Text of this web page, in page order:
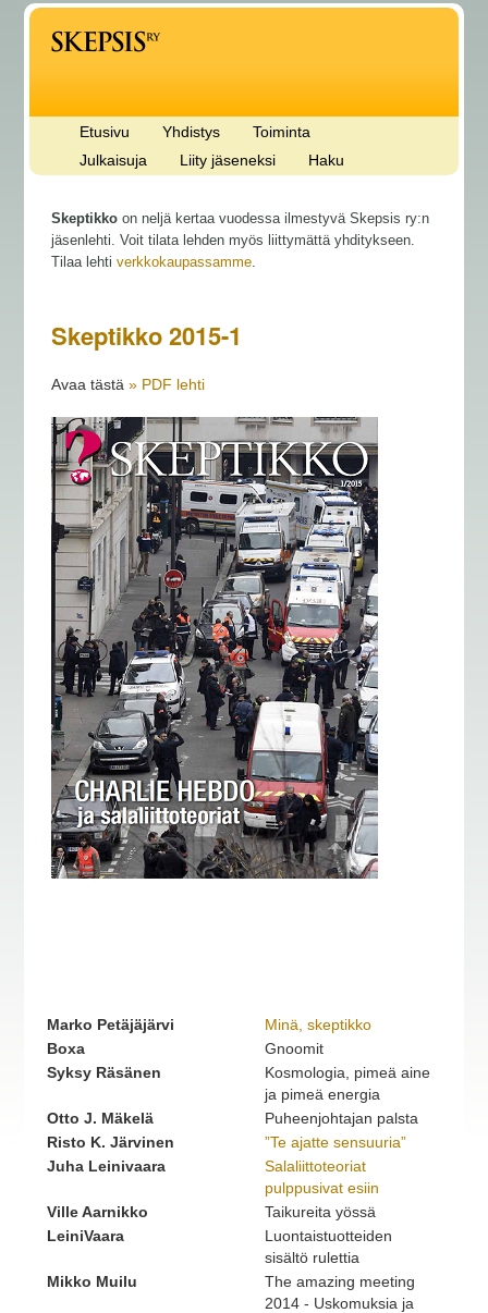
Etusivu Yhdistys
Toiminta
Julkaisuja
Liity jäseneksi Haku
Skeptikko on neljä kertaa vuodessa ilmestyvä Skepsis ry:n
jäsenlehti. Voit tilata lehden myös liittymättä yhditykseen.
Tilaa lehtiverkkokaupassamme.
Skeptikko 2015-1
Avaa tästä» PDF lehti
Marko Petäjäjärvi
Minä, skeptikko
Boxa
Gnoomit
Syksy Räsänen
Kosmologia, pimeä aine
ja pimeä energia
Otto J. Mäkelä
Puheenjohtajan palsta
Risto K. Järvinen
”Te ajatte sensuuria”
Juha Leinivaara
Salaliittoteoriat
pulppusivat esiin
Ville Aarnikko
Taikureita yössä
LeiniVaara
Luontaistuotteiden
sisältö rulettia
Mikko Muilu
The amazing meeting
2014 - Uskomuksia ja